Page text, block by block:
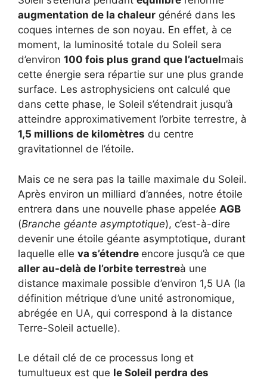
augmentation de la chaleur généré dans les
coques internes de son noyau. En effet, à ce
moment, la luminosité totale du Soleil sera
d’environ 100 fois plus grand que l’actuelmais
cette énergie sera répartie sur une plus grande
surface. Les astrophysiciens ont calculé que
dans cette phase, le Soleil s’étendrait jusqu’à
atteindre approximativement l’orbite terrestre, à
1,5 millions de kilomètres du centre
gravitationnel de l’étoile.
Mais ce ne sera pas la taille maximale du Soleil.
Après environ un milliard d’années, notre étoile
entrera dans une nouvelle phase appelée AGB
(Branche géante asymptotique), c’est-à-dire
devenir une étoile géante asymptotique, durant
laquelle elle va s’étendre encore jusqu’à ce que
aller au-delà de l’orbite terrestreà une
distance maximale possible d’environ 1,5 UA (la
définition métrique d’une unité astronomique,
abrégée en UA, qui correspond à la distance
Terre-Soleil actuelle).
Le détail clé de ce processus long et
tumultueux est que le Soleil perdra des